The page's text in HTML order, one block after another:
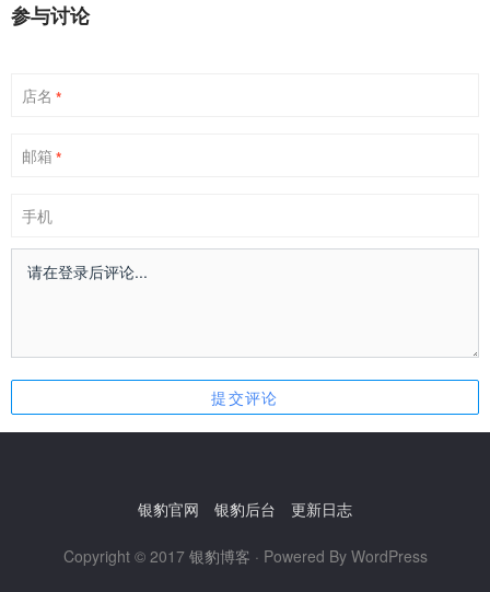
参与讨论
店名 *
邮箱 *
手机
银豹官网 银豹后台 更新日志
Copyright © 2017 银豹博客 · Powered By WordPress